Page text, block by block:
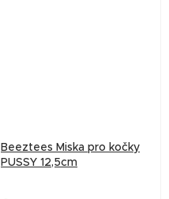
Beeztees Miska pro kočky
PUSSY 12,5cm